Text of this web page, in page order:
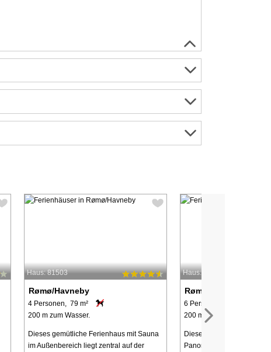
Haus: 81503
Rømø/Havneby
4 Personen, 79 m²
200 m zum Wasser.
Dieses gemütliche Ferienhaus mit Sauna
im Außenbereich liegt zentral auf der
Haus: 38232
Rømø/Havneby
6 Personen, 78 m²
200 m zum Wasser.
Diese Wohnung bietet
Panoramablick zum